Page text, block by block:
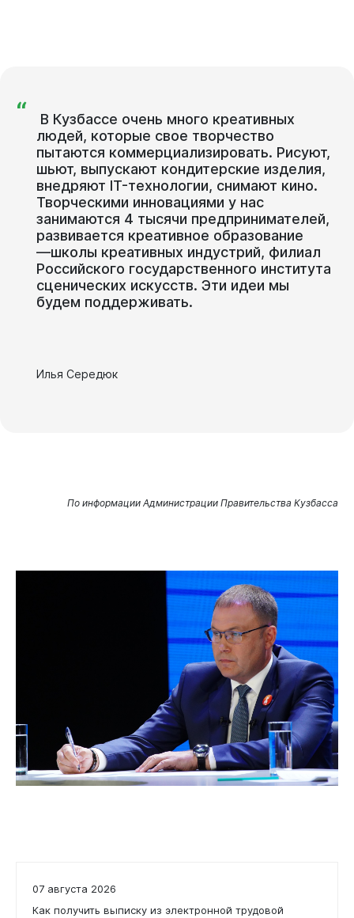
Виртуальнаяприемная
“ В Кузбассе очень много креативных
людей, которые свое творчество
пытаются коммерциализировать. Рисуют,
шьют, выпускают кондитерские изделия,
внедряют IT-технологии, снимают кино.
Творческими инновациями у нас
занимаются 4 тысячи предпринимателей,
развивается креативное образование
—школы креативных индустрий, филиал
Российского государственного института
сценических искусств. Эти идеи мы
будем поддерживать.
Илья Середюк
По информации Администрации Правительства Кузбасса
07 августа 2026
Как получить выписку из электронной трудовой